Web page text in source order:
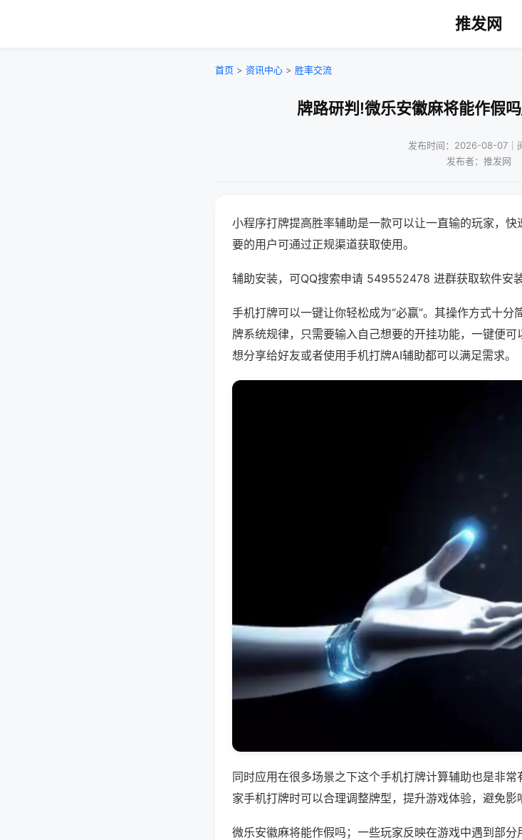
推发网
首页 > 资讯中心 > 胜率交流
牌路研判!微乐安徽麻将能作假
发布时间：2026-08-07｜
发布者：推发网
小程序打牌提高胜率辅助是一款可以让一直输的玩家，快
要的用户可通过正规渠道获取使用。
辅助安装，可QQ搜索申请 549552478 进群获取软件安
手机打牌可以一键让你轻松成为“必赢”。其操作方式十
牌系统规律，只需要输入自己想要的开挂功能，一键便
想分享给好友或者使用手机打牌AI辅助都可以满足需求。
同时应用在很多场景之下这个手机打牌计算辅助也是非
家手机打牌时可以合理调整牌型，提升游戏体验，避免影
微乐安徽麻将能作假吗；一些玩家反映在游戏中遇到部